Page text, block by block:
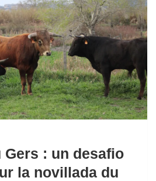
Gers : un desafio
la novillada du